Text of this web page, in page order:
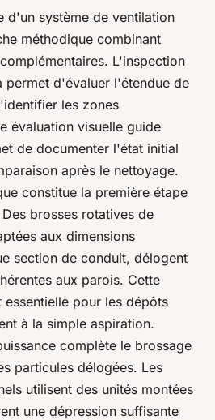
d'un système de ventilation
méthodique combinant
L'inspection
permet d'évaluer l'étendue de
les zones
évaluation visuelle guide
de documenter l'état initial
après le nettoyage.
constitue la première étape
brosses rotatives de
aux dimensions
section de conduit, délogent
aux parois. Cette
pour les dépôts
à la simple aspiration.
complète le brossage
particules délogées. Les
utilisent des unités montées
une dépression suffisante